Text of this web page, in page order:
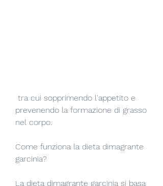
prevenendo la formazione di grasso
nel corpo.
Come funziona la dieta dimagrante
garcinia?
La dieta dimagrante garcinia si basa